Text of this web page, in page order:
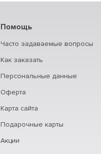
Помощь
Часто задаваемые вопросы
Как заказать
Персональные данные
Оферта
Карта сайта
Подарочные карты
Акции